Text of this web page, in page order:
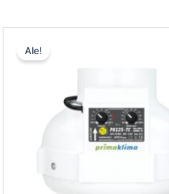
Ale!
136,00 €.